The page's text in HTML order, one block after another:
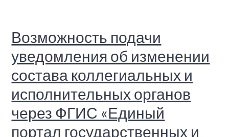
Возможность подачи
уведомления об изменении
состава коллегиальных и
исполнительных органов
через ФГИС «Единый
портал государственных и